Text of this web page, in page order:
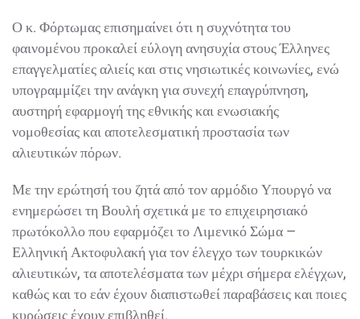
Ο κ. Φόρτωμας επισημαίνει ότι η συχνότητα του
φαινομένου προκαλεί εύλογη ανησυχία στους Έλληνες
επαγγελματίες αλιείς και στις νησιωτικές κοινωνίες, ενώ
υπογραμμίζει την ανάγκη για συνεχή επαγρύπνηση,
αυστηρή εφαρμογή της εθνικής και ενωσιακής
νομοθεσίας και αποτελεσματική προστασία των
αλιευτικών πόρων.
Με την ερώτησή του ζητά από τον αρμόδιο Υπουργό να
ενημερώσει τη Βουλή σχετικά με το επιχειρησιακό
πρωτόκολλο που εφαρμόζει το Λιμενικό Σώμα –
Ελληνική Ακτοφυλακή για τον έλεγχο των τουρκικών
αλιευτικών, τα αποτελέσματα των μέχρι σήμερα ελέγχων,
καθώς και το εάν έχουν διαπιστωθεί παραβάσεις και ποιες
κυρώσεις έχουν επιβληθεί.